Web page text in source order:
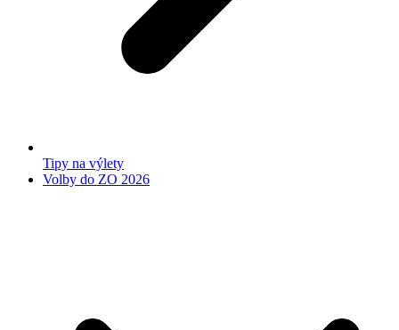
Tipy na výlety
Volby do ZO 2026